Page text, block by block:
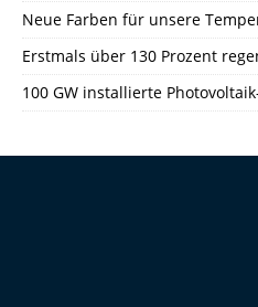
Neue Farben für unsere
Erstmals über 130 Prozent
100 GW installierte